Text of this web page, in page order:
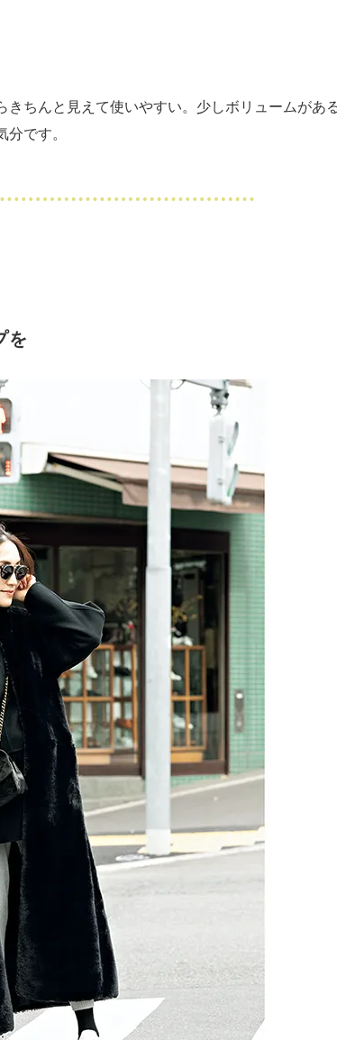
ちんと見えて使いやすい。少しボリュームがあ
です。
を